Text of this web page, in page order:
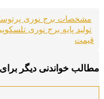
مشخصات برج نوری
تولید پایه برج نوری
قیمت
مطالب خواندنی دیگر